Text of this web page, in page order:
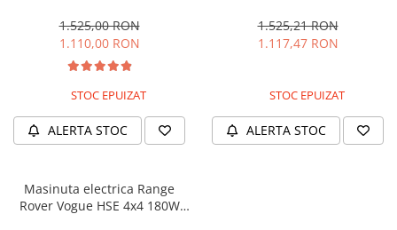
90W, 12V, Black & White
1.525,00 RON
1.110,00 RON
STOC EPUIZAT
ALERTA STOC
1.525,21 RON
1.117,47 RON
STOC EPUIZAT
ALERTA STOC
Masinuta electrica Range
Rover Vogue HSE 4x4 180W